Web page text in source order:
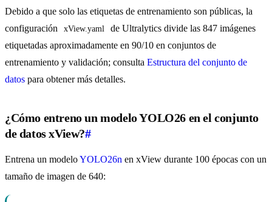
Debido a que solo las etiquetas de entrenamiento son públicas, la
configuración
xView.yaml
de Ultralytics divide las 847 imágenes
etiquetadas aproximadamente en 90/10 en conjuntos de
entrenamiento y validación; consulta Estructura del conjunto de
datos para obtener más detalles.
¿Cómo entreno un modelo YOLO26 en el conjunto
de datos xView?#
Entrena un modeloYOLO26n en xView durante 100 épocas con un
tamaño de imagen de 640: